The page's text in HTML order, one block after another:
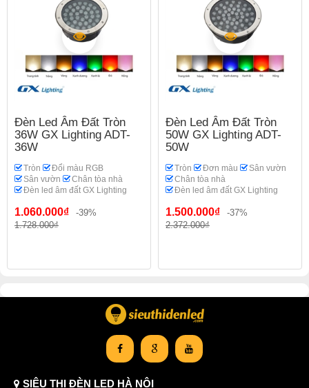
Đèn Led Âm Đất Tròn
36W GX Lighting ADT-
36W
Tròn
Đổi màu RGB
Sân vườn
Chân tòa nhà
Đèn led âm đất GX Lighting
1.060.000₫
-39%
1.728.000₫
Đèn Led Âm Đất Tròn
50W GX Lighting ADT-
50W
Tròn Đơn màu
Sân vườn
Chân tòa nhà
Đèn led âm đất GX Lighting
1.500.000₫
-37%
2.372.000₫
SIÊU THỊ ĐÈN LED HÀ NỘI